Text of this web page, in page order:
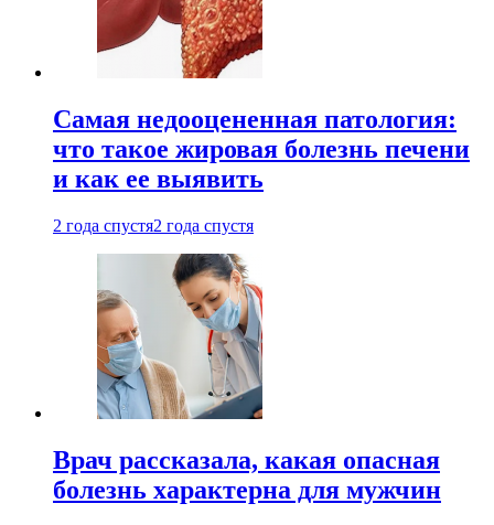
Самая недооцененная патология:
что такое жировая болезнь печени
и как ее выявить
2 года спустя2 года спустя
Врач рассказала, какая опасная
болезнь характерна для мужчин